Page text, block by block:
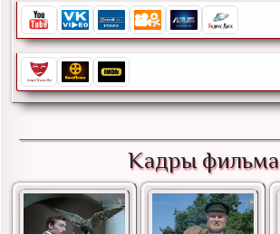
Кадры фильма